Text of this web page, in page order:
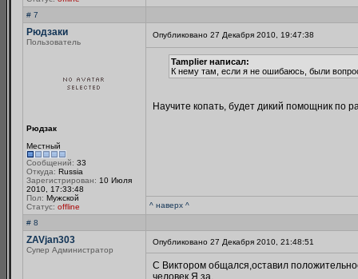
# 7
Рюдзаки
Пользователь
Рюдзак
Местный
Сообщений: 33
Откуда: Russia
Зарегистрирован: 10 Июля
2010, 17:33:48
Пол: Мужской
Статус: offline
Опубликовано 27 Декабря 2010, 19:47:38
Tamplier написал:
К нему там, если я не ошибаюсь, были
Научите копать, будет дикий помощник по
^ наверх ^
# 8
ZAVjan303
Супер Администратор
Опубликовано 27 Декабря 2010, 21:48:51
С Виктором общался,оставил
человек.Я за.